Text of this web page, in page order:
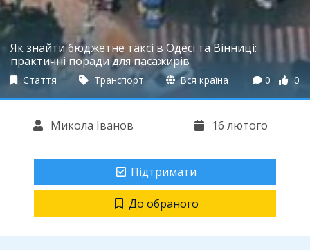
Як знайти бюджетне таксі в Одесі та Вінниці:
практичні поради для пасажирів
Стаття Транспорт Вся країна 0 0
Микола Іванов 16 лютого
Підтримати
До обраного